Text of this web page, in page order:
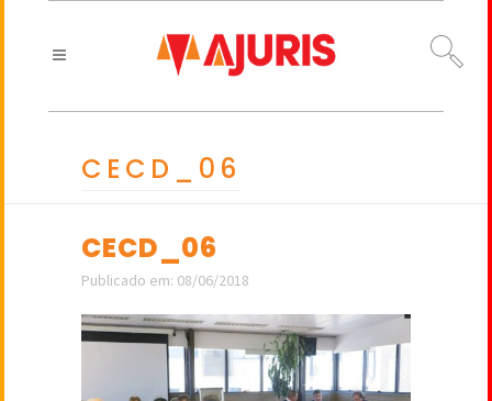
CECD_06
CECD_06
Publicado em: 08/06/2018